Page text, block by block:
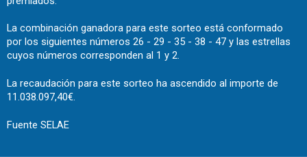
La combinación ganadora para este sorteo está conformado
por los siguientes números 26 - 29 - 35 - 38 - 47 y las estrellas
cuyos números corresponden al 1 y 2.
La recaudación para este sorteo ha ascendido al importe de
11.038.097,40€.
Fuente SELAE